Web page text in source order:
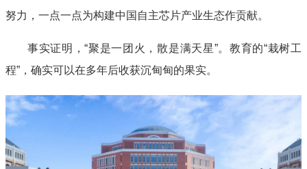
努力，一点一点为构建中国自主芯片产业生态作贡献。
事实证明，“聚是一团火，散是满天星”。教育的“栽树工
程”，确实可以在多年后收获沉甸甸的果实。